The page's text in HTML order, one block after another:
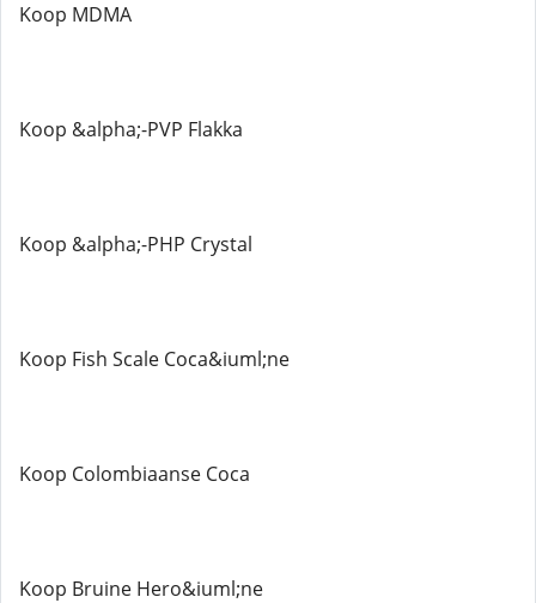
Koop MDMA
Koop &alpha;-PVP Flakka
Koop &alpha;-PHP Crystal
Koop Fish Scale Coca&iuml;ne
Koop Colombiaanse Coca
Koop Bruine Hero&iuml;ne